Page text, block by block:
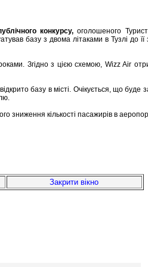
конкурсу,оголошеного
базу з двома літаками в Тузлі до її
Згідно з цією схемою, Wizz Air
базу в місті. Очікується, що
зниження кількості пасажирів в
Закрити вікно